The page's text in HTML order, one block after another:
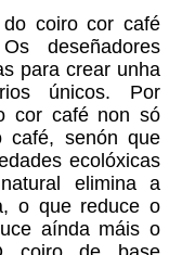
coiro cor café
deseñadores
para crear unha
únicos. Por
cor café non só
café, senón que
ecolóxicas
elimina a
o que reduce o
aínda máis o